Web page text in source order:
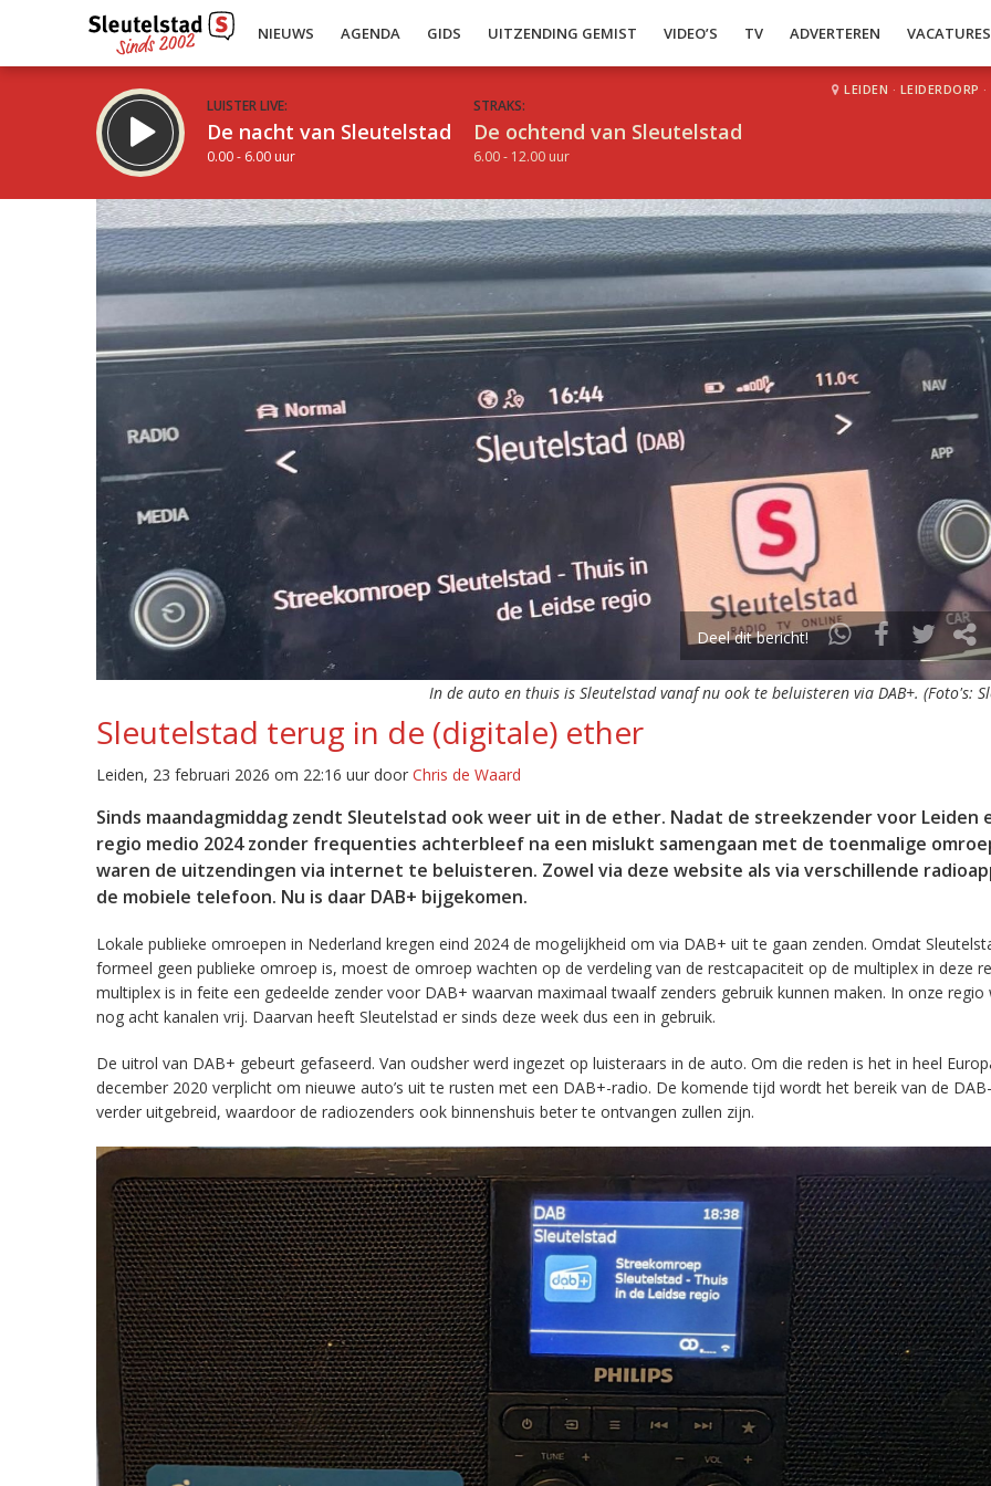
NIEUWS AGENDA GIDS UITZENDING GEMIST VIDEO’S TV ADVERTEREN VACATURES
LUISTER LIVE:
De nacht van Sleutelstad
0.00 - 6.00 uur
STRAKS:
De ochtend van Sleutelstad
6.00 - 12.00 uur
LEIDEN · LEIDERDORP ·
Deel dit bericht!
In de auto en thuis is Sleutelstad vanaf nu ook te beluisteren via DAB+. (Foto's:
Sleutelstad terug in de (digitale) ether
Leiden, 23 februari 2026 om 22:16 uur door Chris de Waard
Sinds maandagmiddag zendt Sleutelstad ook weer uit in de ether. Nadat de streekzender voor Leiden
regio medio 2024 zonder frequenties achterbleef na een mislukt samengaan met de toenmalige
waren de uitzendingen via internet te beluisteren. Zowel via deze website als via verschillende
de mobiele telefoon. Nu is daar DAB+ bijgekomen.
Lokale publieke omroepen in Nederland kregen eind 2024 de mogelijkheid om via DAB+ uit te gaan zenden. Omdat
formeel geen publieke omroep is, moest de omroep wachten op de verdeling van de restcapaciteit op de multiplex in deze
multiplex is in feite een gedeelde zender voor DAB+ waarvan maximaal twaalf zenders gebruik kunnen maken. In onze regio
nog acht kanalen vrij. Daarvan heeft Sleutelstad er sinds deze week dus een in gebruik.
De uitrol van DAB+ gebeurt gefaseerd. Van oudsher werd ingezet op luisteraars in de auto. Om die reden is het in heel
december 2020 verplicht om nieuwe auto’s uit te rusten met een DAB+-radio. De komende tijd wordt het bereik van de
verder uitgebreid, waardoor de radiozenders ook binnenshuis beter te ontvangen zullen zijn.